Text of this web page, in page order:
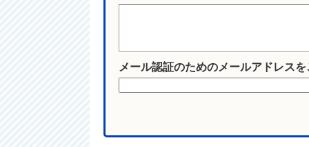
メール認証のためのメールアドレス